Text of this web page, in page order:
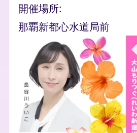
開催場所
那覇新都心水道局前
event_banner
Image